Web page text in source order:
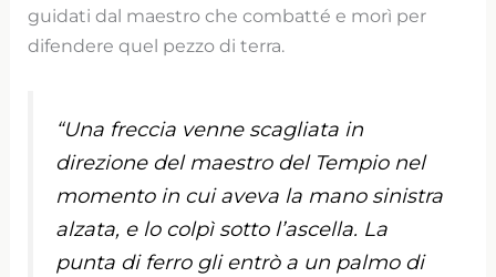
guidati dal maestro che combatté e morì per
difendere quel pezzo di terra.
“Una freccia venne scagliata in
direzione del maestro del Tempio nel
momento in cui aveva la mano sinistra
alzata, e lo colpì sotto l’ascella. La
punta di ferro gli entrò a un palmo di